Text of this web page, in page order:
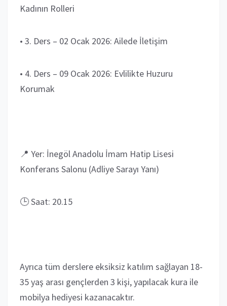
Kadının Rolleri
• 3. Ders – 02 Ocak 2026: Ailede İletişim
• 4. Ders – 09 Ocak 2026: Evlilikte Huzuru
Korumak
📍 Yer: İnegöl Anadolu İmam Hatip Lisesi
Konferans Salonu (Adliye Sarayı Yanı)
🕒 Saat: 20.15
Ayrıca tüm derslere eksiksiz katılım sağlayan 18-
35 yaş arası gençlerden 3 kişi, yapılacak kura ile
mobilya hediyesi kazanacaktır.